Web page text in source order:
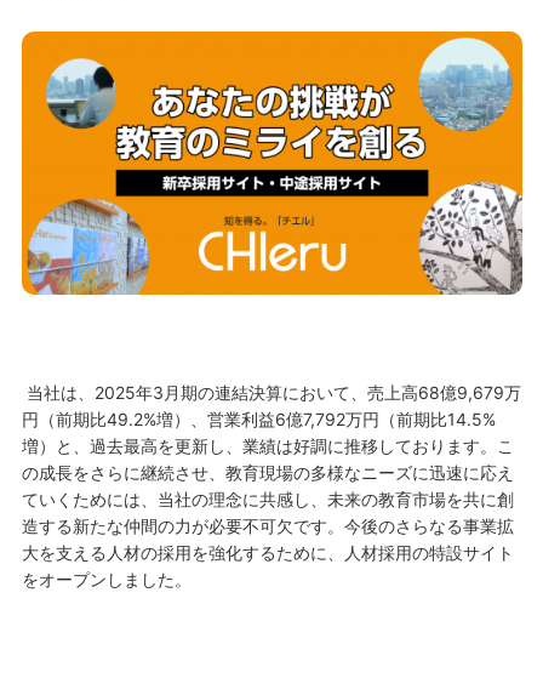
当社は、2025年3月期の連結決算において、売上高68億9,679万
円（前期比49.2%増）、営業利益6億7,792万円（前期比14.5%
増）と、過去最高を更新し、業績は好調に推移しております。こ
の成長をさらに継続させ、教育現場の多様なニーズに迅速に応え
ていくためには、当社の理念に共感し、未来の教育市場を共に創
造する新たな仲間の力が必要不可欠です。今後のさらなる事業拡
大を支える人材の採用を強化するために、人材採用の特設サイト
をオープンしました。